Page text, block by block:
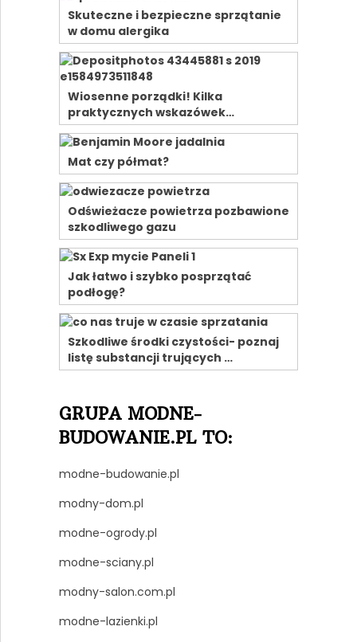
Skuteczne i bezpieczne sprzątanie
w domu alergika
Wiosenne porządki! Kilka
praktycznych wskazówek…
Mat czy półmat?
Odświeżacze powietrza pozbawione
szkodliwego gazu
Jak łatwo i szybko posprzątać
podłogę?
Szkodliwe środki czystości- poznaj
listę substancji trujących …
GRUPA MODNE-
BUDOWANIE.PL TO:
modne-budowanie.pl
modny-dom.pl
modne-ogrody.pl
modne-sciany.pl
modny-salon.com.pl
modne-lazienki.pl